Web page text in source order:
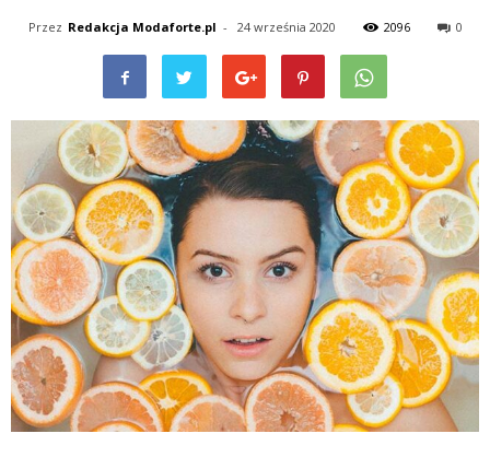
Przez Redakcja Modaforte.pl - 24 września 2020 2096 0